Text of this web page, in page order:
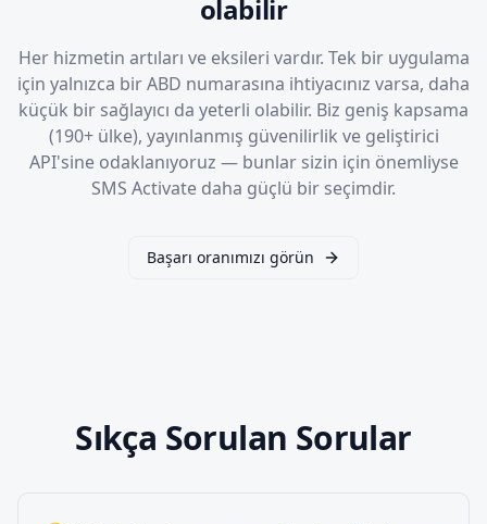
olabilir
Her hizmetin artıları ve eksileri vardır. Tek bir uygulama
için yalnızca bir ABD numarasına ihtiyacınız varsa, daha
küçük bir sağlayıcı da yeterli olabilir. Biz geniş kapsama
(190+ ülke), yayınlanmış güvenilirlik ve geliştirici
API'sine odaklanıyoruz — bunlar sizin için önemliyse
SMS Activate daha güçlü bir seçimdir.
Başarı oranımızı görün
Sıkça Sorulan Sorular